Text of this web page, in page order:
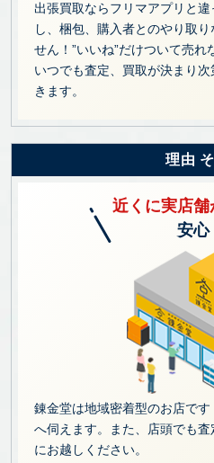
出張買取ならフリマアプリと
し、梱包、購入者とのやり取
せん！”いいね”だけついて売れ
いつでも査定、買取が決まり
きます。
理由
近くに実店舗
安心
錬金堂は地域密着型のお店で
へ伺えます。また、店頭でも
にお越しください。